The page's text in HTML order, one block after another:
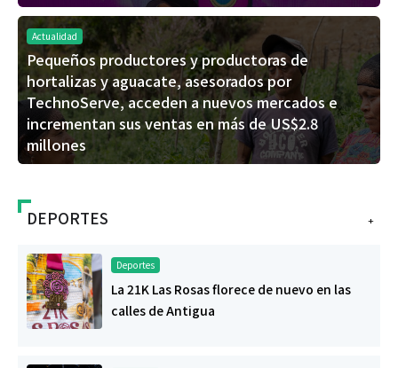
Actualidad
Pequeños productores y productoras de
hortalizas y aguacate, asesorados por
TechnoServe, acceden a nuevos mercados e
incrementan sus ventas en más de US$2.8
millones
+
DEPORTES
Deportes
La 21K Las Rosas florece de nuevo en las
calles de Antigua